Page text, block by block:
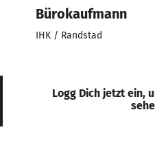
Bürokaufmann
IHK / Randstad
Logg Dich jetzt ein,